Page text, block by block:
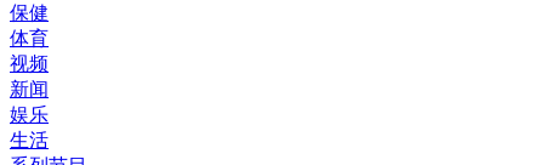
保健
体育
视频
新闻
娱乐
生活